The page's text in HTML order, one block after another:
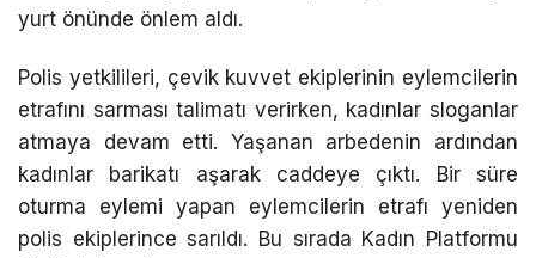
yurt önünde önlem aldı.
Polis yetkilileri, çevik kuvvet ekiplerinin eylemcilerin
etrafını sarması talimatı verirken, kadınlar sloganlar
atmaya devam etti. Yaşanan arbedenin ardından
kadınlar barikatı aşarak caddeye çıktı. Bir süre
oturma eylemi yapan eylemcilerin etrafı yeniden
polis ekiplerince sarıldı. Bu sırada Kadın Platformu